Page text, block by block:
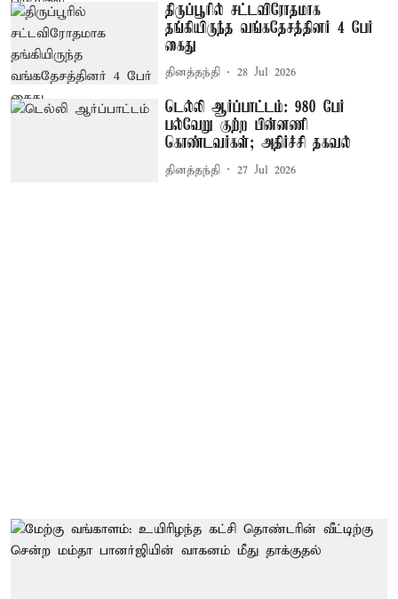
திருப்பூரில் சட்டவிரோதமாக
தங்கியிருந்த வங்கதேசத்தினர் 4 பேர்
கைது
தினத்தந்தி 28 Jul 2026
டெல்லி ஆர்ப்பாட்டம்: 980 பேர்
பல்வேறு குற்ற பின்னணி
கொண்டவர்கள்; அதிர்ச்சி தகவல்
தினத்தந்தி 27 Jul 2026